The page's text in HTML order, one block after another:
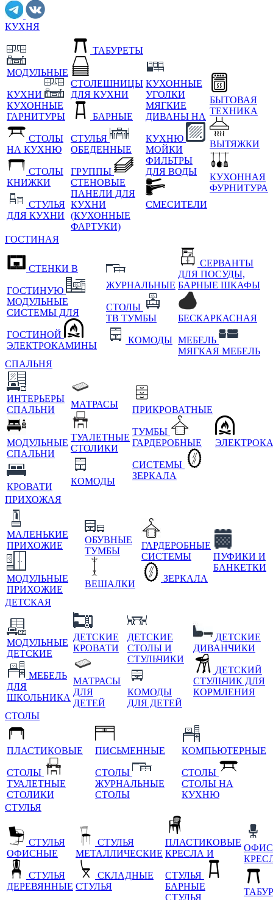
КУХНЯ
МОДУЛЬНЫЕ
КУХНИ
КУХОННЫЕ
ГАРНИТУРЫ
СТОЛЫ
НА КУХНЮ
СТОЛЫ
КНИЖКИ
СТУЛЬЯ
ДЛЯ КУХНИ
ТАБУРЕТЫ
СТОЛЕШНИЦЫ
ДЛЯ КУХНИ
БАРНЫЕ
СТУЛЬЯ
ОБЕДЕННЫЕ
ГРУППЫ
СТЕНОВЫЕ
ПАНЕЛИ ДЛЯ
КУХНИ
(КУХОННЫЕ
ФАРТУКИ)
КУХОННЫЕ
УГОЛКИ
МЯГКИЕ
ДИВАНЫ НА
КУХНЮ
МОЙКИ
ФИЛЬТРЫ
ДЛЯ ВОДЫ
СМЕСИТЕЛИ
БЫТОВАЯ
ТЕХНИКА
ВЫТЯЖКИ
КУХОННАЯ
ФУРНИТУРА
ГОСТИНАЯ
СТЕНКИ В
ГОСТИНУЮ
МОДУЛЬНЫЕ
СИСТЕМЫ ДЛЯ
ГОСТИНОЙ
ЭЛЕКТРОКАМИНЫ
ЖУРНАЛЬНЫЕ
СТОЛЫ
ТВ ТУМБЫ
КОМОДЫ
СЕРВАНТЫ
ДЛЯ ПОСУДЫ,
БАРНЫЕ ШКАФЫ
БЕСКАРКАСНАЯ
МЕБЕЛЬ
МЯГКАЯ МЕБЕЛЬ
СПАЛЬНЯ
ИНТЕРЬЕРЫ
СПАЛЬНИ
МОДУЛЬНЫЕ
СПАЛЬНИ
КРОВАТИ
МАТРАСЫ
ТУАЛЕТНЫЕ
СТОЛИКИ
КОМОДЫ
ПРИКРОВАТНЫЕ
ТУМБЫ
ГАРДЕРОБНЫЕ
СИСТЕМЫ
ЗЕРКАЛА
ПРИХОЖАЯ
МАЛЕНЬКИЕ
ПРИХОЖИЕ
МОДУЛЬНЫЕ
ПРИХОЖИЕ
ОБУВНЫЕ
ТУМБЫ
ВЕШАЛКИ
ГАРДЕРОБНЫЕ
СИСТЕМЫ
ЗЕРКАЛА
ПУФИКИ И
БАНКЕТКИ
ДЕТСКАЯ
МОДУЛЬНЫЕ
ДЕТСКИЕ
МЕБЕЛЬ
ДЛЯ
ШКОЛЬНИКА
ДЕТСКИЕ
КРОВАТИ
МАТРАСЫ
ДЛЯ
ДЕТЕЙ
ДЕТСКИЕ
СТОЛЫ И
СТУЛЬЧИКИ
КОМОДЫ
ДЛЯ ДЕТЕЙ
ДЕТСКИЕ
ДИВАНЧИКИ
ДЕТСКИЙ
СТУЛЬЧИК ДЛЯ
КОРМЛЕНИЯ
СТОЛЫ
ПЛАСТИКОВЫЕ
СТОЛЫ
ТУАЛЕТНЫЕ
СТОЛИКИ
ПИСЬМЕННЫЕ
СТОЛЫ
ЖУРНАЛЬНЫЕ
СТОЛЫ
КОМПЬЮТЕРНЫЕ
СТОЛЫ
СТОЛЫ НА
КУХНЮ
СТУЛЬЯ
СТУЛЬЯ
ОФИСНЫЕ
СТУЛЬЯ
ДЕРЕВЯННЫЕ
СТУЛЬЯ
МЕТАЛЛИЧЕСКИЕ
СКЛАДНЫЕ
СТУЛЬЯ
ПЛАСТИКОВЫЕ
КРЕСЛА И
СТУЛЬЯ
БАРНЫЕ
СТУЛЬЯ